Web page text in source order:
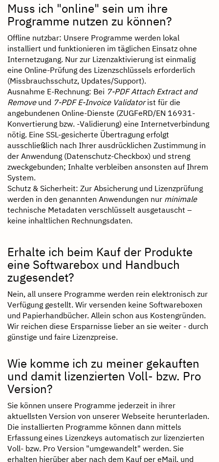
Muss ich "online" sein um ihre
Programme nutzen zu können?
Offline nutzbar: Unsere Programme werden lokal
installiert und funktionieren im täglichen Einsatz ohne
Internetzugang. Nur zur Lizenzaktivierung ist einmalig
eine Online-Prüfung des Lizenzschlüssels erforderlich
(Missbrauchsschutz, Updates/Support).
Ausnahme E-Rechnung: Bei 7-PDF Attach Extract and
Removeund 7-PDF E-Invoice Validatorist für die
angebundenen Online-Dienste (ZUGFeRD/EN 16931-
Konvertierung bzw. -Validierung) eine Internetverbindung
nötig. Eine SSL-gesicherte Übertragung erfolgt
ausschließlich nach Ihrer ausdrücklichen Zustimmung in
der Anwendung (Datenschutz-Checkbox) und streng
zweckgebunden; Inhalte verbleiben ansonsten auf Ihrem
System.
Schutz & Sicherheit: Zur Absicherung und Lizenzprüfung
werden in den genannten Anwendungen nur minimale
technische Metadaten verschlüsselt ausgetauscht –
keine inhaltlichen Rechnungsdaten.
Erhalte ich beim Kauf der Produkte
eine Softwarebox und Handbuch
zugesendet?
Nein, all unsere Programme werden rein elektronisch zur
Verfügung gestellt. Wir versenden keine Softwareboxen
und Papierhandbücher. Allein schon aus Kostengründen.
Wir reichen diese Ersparnisse lieber an sie weiter - durch
günstige und faire Lizenzpreise.
Wie komme ich zu meiner gekauften
und damit lizenzierten Voll- bzw. Pro
Version?
Sie können unsere Programme jederzeit in ihrer
aktuellsten Version von unserer Webseite herunterladen.
Die installierten Programme können dann mittels
Erfassung eines Lizenzkeys automatisch zur lizenzierten
Voll- bzw. Pro Version "umgewandelt" werden. Sie
erhalten hierüber aber nach dem Kauf per eMail, und